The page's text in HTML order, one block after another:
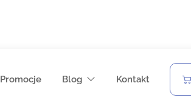
Promocje Blog Kontakt